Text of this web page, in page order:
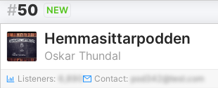
#50 NEW
Hemmasittarpodden
Oskar Thundal
Listeners: Contact: pod342@test.com